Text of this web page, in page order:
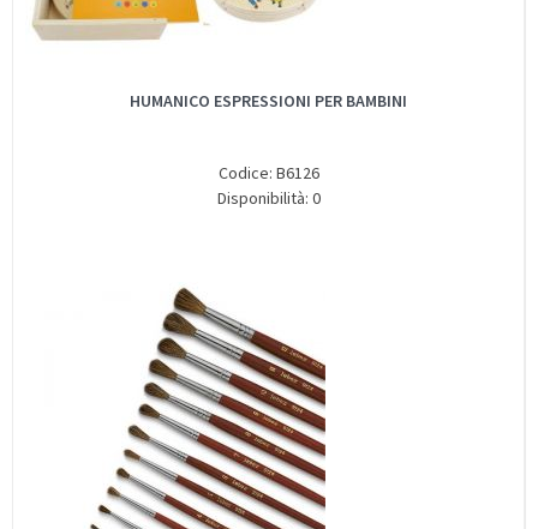
HUMANICO ESPRESSIONI PER BAMBINI
Codice: B6126
Disponibilità: 0